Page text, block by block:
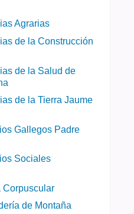
Agrarias
de la Construcción
de la Salud de
de la Tierra Jaume
Gallegos Padre
Sociales
Corpuscular
de Montaña